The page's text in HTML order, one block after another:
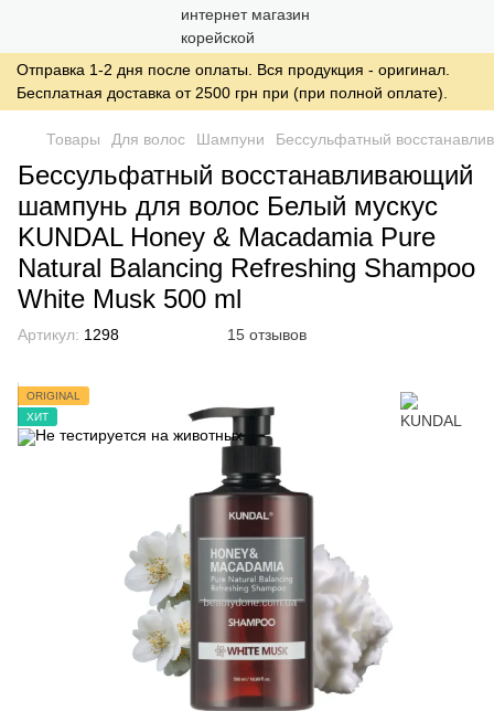
Отправка 1-2 дня после оплаты. Вся продукция - оригинал.
Бесплатная доставка от 2500 грн при (при полной оплате).
Товары Для волос Шампуни Бессульфатный
Бессульфатный восстанавливающий
шампунь для волос Белый мускус
KUNDAL Honey & Macadamia Pure
Natural Balancing Refreshing Shampoo
White Musk 500 ml
Артикул: 1298 15 отзывов
ORIGINAL
ХИТ